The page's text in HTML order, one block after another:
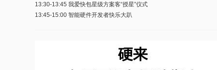
13:30-13:45 我爱快包星级方案客“授星”仪式
13:45-15:00 智能硬件开发者快乐大趴